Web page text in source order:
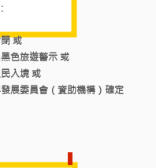
：
或
色旅遊警示 或
入境 或
展委員會（資助機構）確定